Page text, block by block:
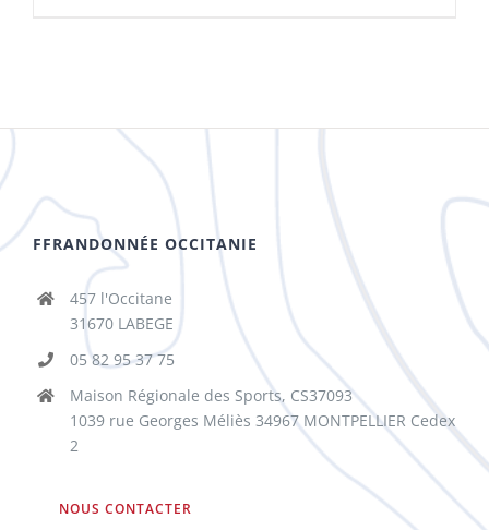
FFRANDONNÉE OCCITANIE
457 l'Occitane
31670 LABEGE
05 82 95 37 75
Maison Régionale des Sports, CS37093
1039 rue Georges Méliès 34967 MONTPELLIER Cedex
2
NOUS CONTACTER